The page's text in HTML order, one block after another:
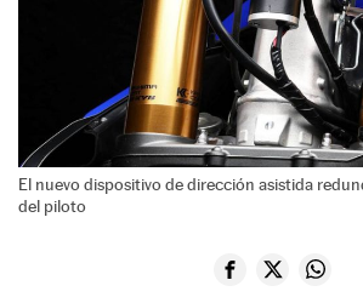
El nuevo dispositivo de dirección asistida
del piloto